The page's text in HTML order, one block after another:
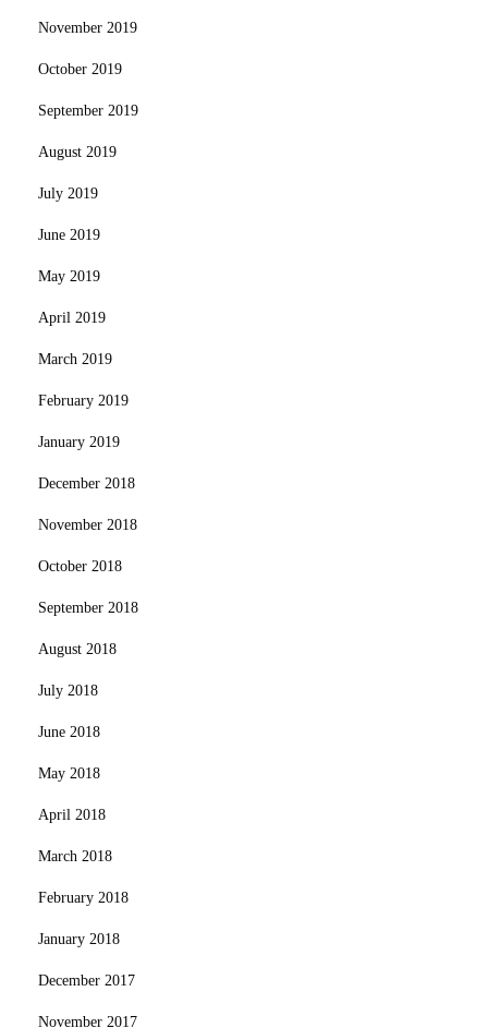
November 2019
October 2019
September 2019
August 2019
July 2019
June 2019
May 2019
April 2019
March 2019
February 2019
January 2019
December 2018
November 2018
October 2018
September 2018
August 2018
July 2018
June 2018
May 2018
April 2018
March 2018
February 2018
January 2018
December 2017
November 2017